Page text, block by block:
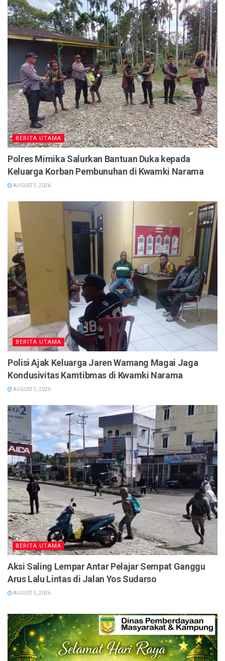
BERITA UTAMA
Polres Mimika Salurkan Bantuan Duka kepada
Keluarga Korban Pembunuhan di Kwamki Narama
AUGUST 5, 2026
BERITA UTAMA
Polisi Ajak Keluarga Jaren Wamang Magai Jaga
Kondusivitas Kamtibmas di Kwamki Narama
AUGUST 5, 2026
BERITA UTAMA
Aksi Saling Lempar Antar Pelajar Sempat Ganggu
Arus Lalu Lintas di Jalan Yos Sudarso
AUGUST 5, 2026